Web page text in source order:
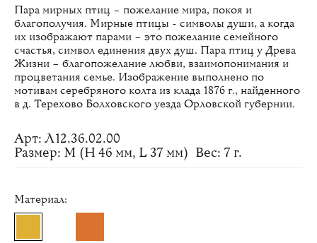
Пара мирных птиц – пожелание мира, покоя и
благополучия. Мирные птицы - символы души, а когда
их изображают парами – это пожелание семейного
счастья, символ единения двух душ. Пара птиц у Древа
Жизни – благопожелание любви, взаимопонимания и
процветания семье. Изображение выполнено по
мотивам серебряного колта из клада 1876 г., найденного
в д. Терехово Болховского уезда Орловской губернии.
Арт: Л12.36.02.00
Размер: M (H 46 мм, L 37 мм) Вес: 7 г.
Материал: